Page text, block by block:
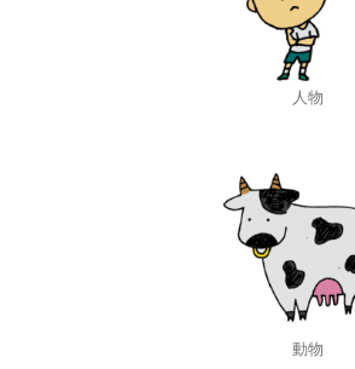
人物
動物